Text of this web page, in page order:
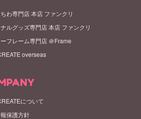
わ専門店 本店 ファンクリ
ルグッズ専門店 本店 ファンクリ
フレーム専門店 ＠Frame
overseas
について
保護方針